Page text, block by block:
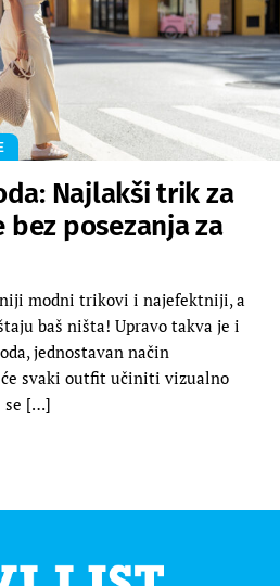
Najlakši trik za
posezanja za
modni trikovi i najefektniji, a
baš ništa! Upravo takva je i
jednostavan način
svaki outfit učiniti vizualno
se […]